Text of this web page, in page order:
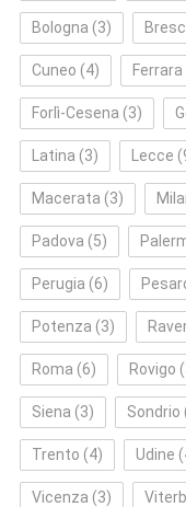
Bologna (3)
Cuneo (4) Ferrara
Forlì‑Cesena (3)
Latina (3) Lecce
Macerata (3)
Padova (5)
Perugia (6)
Potenza (3)
Roma (6) Rovigo
Siena (3) Sondrio
Trento (4) Udine
Vicenza (3)